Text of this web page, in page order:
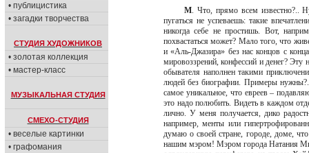
• публицистика
• загадки творчества
СТУДИЯ ХУДОЖНИКОВ
• золотая коллекция
• мастер-класс
МУЗЫКАЛЬНАЯ СТУДИЯ
СМЕХО-СТУДИЯ
• веселые картинки
• графомания
М. Что, прямо всем
пугаться не успеваешь: такие
никогда себе не простишь. Вот,
похвастаться может? Мало того, что
и «Аль-Джазира» без нас концов с
мировоззрений, конфессий и денег?
обывателя наполнен такими
людей без биографии. Примеры
самое уникальное, что евреев –
это надо полюбить. Видеть в каждом
лично. У меня получается, дико
например, менты или
думаю о своей стране, городе, доме,
нашим мэром! Мэром города Натания